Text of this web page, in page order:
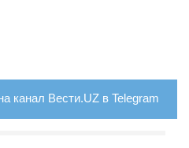
канал Вести.UZ в Telegram